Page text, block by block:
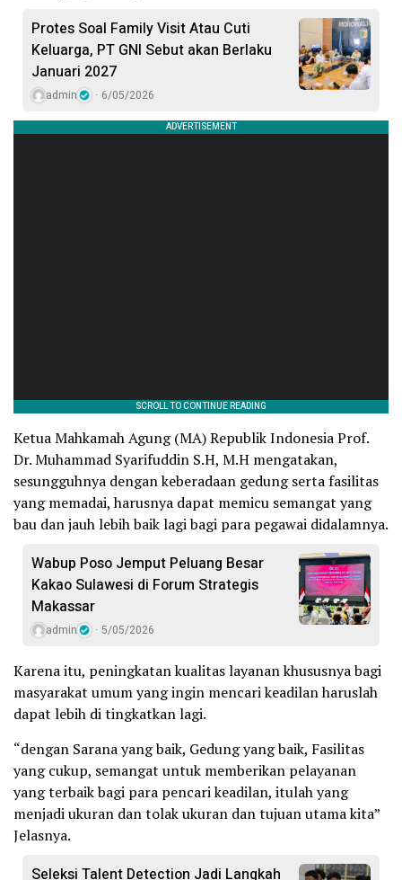
Protes Soal Family Visit Atau Cuti
Keluarga, PT GNI Sebut akan Berlaku
Januari 2027
admin 6/05/2026
Ketua Mahkamah Agung (MA) Republik Indonesia Prof.
Dr. Muhammad Syarifuddin S.H, M.H mengatakan,
sesungguhnya dengan keberadaan gedung serta fasilitas
yang memadai, harusnya dapat memicu semangat yang
bau dan jauh lebih baik lagi bagi para pegawai didalamnya.
Wabup Poso Jemput Peluang Besar
Kakao Sulawesi di Forum Strategis
Makassar
admin 5/05/2026
Karena itu, peningkatan kualitas layanan khususnya bagi
masyarakat umum yang ingin mencari keadilan haruslah
dapat lebih di tingkatkan lagi.
“dengan Sarana yang baik, Gedung yang baik, Fasilitas
yang cukup, semangat untuk memberikan pelayanan
yang terbaik bagi para pencari keadilan, itulah yang
menjadi ukuran dan tolak ukuran dan tujuan utama kita”
Jelasnya.
Seleksi Talent Detection Jadi Langkah